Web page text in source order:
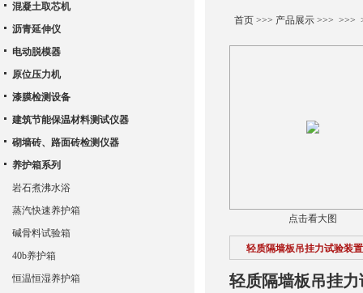
首页>>> 产品展示>>> >>>
点击看大图
轻质隔墙板吊挂力试验装置
轻质隔墙板吊挂
混凝土取芯机
沥青延伸仪
电动脱模器
原位压力机
漆膜检测设备
建筑节能保温材料测试仪器
砌墙砖、路面砖检测仪器
养护箱系列
岩石煮沸水浴
蒸汽快速养护箱
碱骨料试验箱
40b养护箱
恒温恒湿养护箱